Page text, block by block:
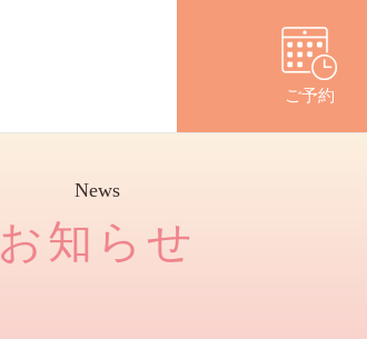
ご予約
よくあるご質問
News
お知らせ